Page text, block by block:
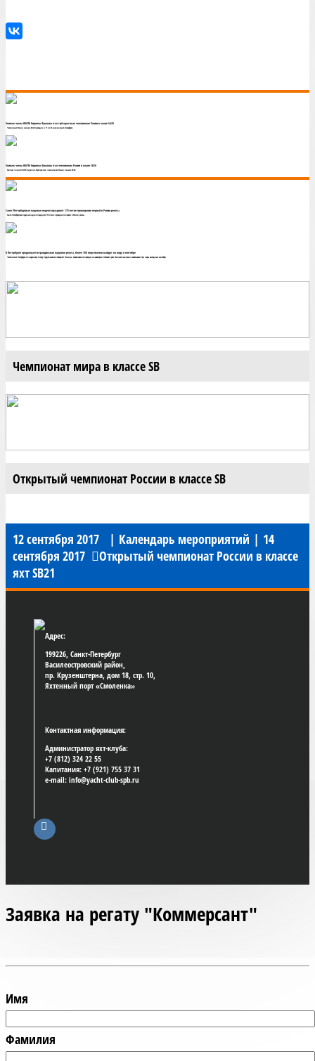
Экипаж члена ЯКСПб Кирилла Фролова стал трёхкратным чемпионом России в классе Sb20
Чемпионат России в классе SB20 проходил с 11 по 16 июля в Санкт-Петербурге
Экипаж члена ЯКСПб Кирилла Фролова стал чемпионом России в классе SB20
Экипаж члена ЯКСПб Кирилла Фролова стал чемпионом России в классе SB20
Санкт-Петербургская парусная неделя празднует 175-летие проведения первой в России регаты
Санкт-Петербургская парусная неделя празднует 175-летие проведения первой в России регаты
В Петербурге продолжается грандиозная парусная регата, более 700 спортсменов выйдут на воду в сентябре
Чемпионат Петербурга по парусному спорту продолжается в Северной Столице. Соревнования проходят на акватории Невской губы Финского залива и захватывают три пары выходных сентября.
Чемпионат мира в классе SB
Открытый чемпионат России в классе SB
12 сентября 2017 | Календарь мероприятий | 14
сентября 2017
Открытый чемпионат России в классе
яхт SB21
Адрес:
199226, Санкт-Петербург
Василеостровский район,
пр. Крузенштерна, дом 18, стр. 10,
Яхтенный порт «Смоленка»
Контактная информация:
Администратор яхт-клуба:
+7 (812) 324 22 55
Капитания: +7 (921) 755 37 31
e-mail: info@yacht-club-spb.ru
Заявка на регату "Коммерсант"
Имя
Фамилия